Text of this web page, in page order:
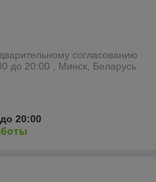
согласованию
до 20:00 , Минск, Беларусь
20:00